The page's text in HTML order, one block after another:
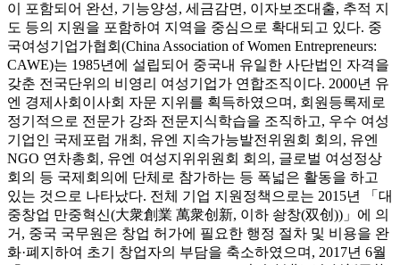
이 포함되어 완선, 기능양성, 세금감면, 이자보조대출, 추적 지
도 등의 지원을 포함하여 지역을 중심으로 확대되고 있다. 중
국여성기업가협회(China Association of Women Entrepreneurs:
CAWE)는 1985년에 설립되어 중국내 유일한 사단법인 자격을
갖춘 전국단위의 비영리 여성기업가 연합조직이다. 2000년 유
엔 경제사회이사회 자문 지위를 획득하였으며, 회원등록제로
정기적으로 전문가 강좌 전문지식학습을 조직하고, 우수 여성
기업인 국제포럼 개최, 유엔 지속가능발전위원회 회의, 유엔
NGO 연차총회, 유엔 여성지위위원회 회의, 글로벌 여성정상
회의 등 국제회의에 단체로 참가하는 등 폭넓은 활동을 하고
있는 것으로 나타났다. 전체 기업 지원정책으로는 2015년 「대
중창업 만중혁신(大衆創業 萬衆创新, 이하 솽창(双创))」에 의
거, 중국 국무원은 창업 허가에 필요한 행정 절차 및 비용을 완
화·폐지하여 초기 창업자의 부담을 축소하였으며, 2017년 6월